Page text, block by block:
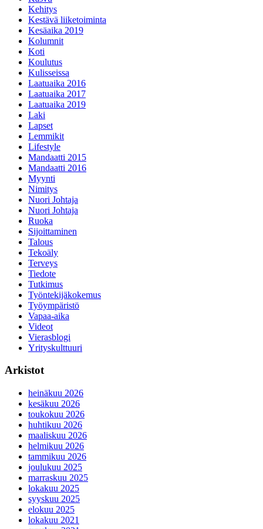
Kehitys
Kestävä liiketoiminta
Kesäaika 2019
Kolumnit
Koti
Koulutus
Kulisseissa
Laatuaika 2016
Laatuaika 2017
Laatuaika 2019
Laki
Lapset
Lemmikit
Lifestyle
Mandaatti 2015
Mandaatti 2016
Myynti
Nimitys
Nuori Johtaja
Nuori Johtaja
Ruoka
Sijoittaminen
Talous
Tekoäly
Terveys
Tiedote
Tutkimus
Työntekijäkokemus
Työympäristö
Vapaa-aika
Videot
Vierasblogi
Yrityskulttuuri
Arkistot
heinäkuu 2026
kesäkuu 2026
toukokuu 2026
huhtikuu 2026
maaliskuu 2026
helmikuu 2026
tammikuu 2026
joulukuu 2025
marraskuu 2025
lokakuu 2025
syyskuu 2025
elokuu 2025
lokakuu 2021